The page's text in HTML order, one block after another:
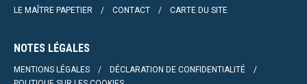
LE MAÎTRE PAPETIER CONTACT CARTE DU SITE
NOTES LÉGALES
MENTIONS LÉGALES
DÉCLARATION DE CONFIDENTIALITÉ